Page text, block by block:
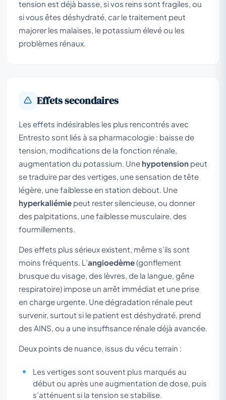
tension est déjà basse, si vos reins sont fragiles, ou
si vous êtes déshydraté, car le traitement peut
majorer les malaises, le potassium élevé ou les
problèmes rénaux.
Effets secondaires
Les effets indésirables les plus rencontrés avec
Entresto sont liés à sa pharmacologie : baisse de
tension, modifications de la fonction rénale,
augmentation du potassium. Une hypotension peut
se traduire par des vertiges, une sensation de tête
légère, une faiblesse en station debout. Une
hyperkaliémie peut rester silencieuse, ou donner
des palpitations, une faiblesse musculaire, des
fourmillements.
Des effets plus sérieux existent, même s’ils sont
moins fréquents. L’angioedème(gonflement
brusque du visage, des lèvres, de la langue, gêne
respiratoire) impose un arrêt immédiat et une prise
en charge urgente. Une dégradation rénale peut
survenir, surtout si le patient est déshydraté, prend
des AINS, ou a une insuffisance rénale déjà avancée.
Deux points de nuance, issus du vécu terrain :
Les vertiges sont souvent plus marqués au
début ou après une augmentation de dose, puis
s’atténuent si la tension se stabilise.